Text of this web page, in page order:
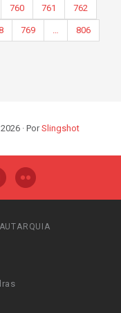
760 761 762
769 806
· PorSlingshot